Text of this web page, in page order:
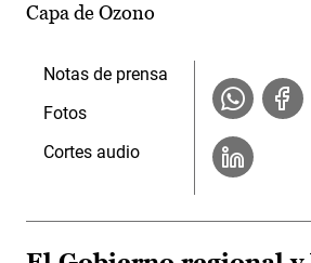
Capa de Ozono
Notas de prensa
Fotos
Cortes audio